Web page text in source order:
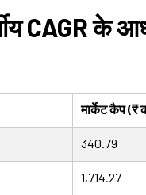
CAGR के
मार्केट कैप (₹
340.79
1,714.27